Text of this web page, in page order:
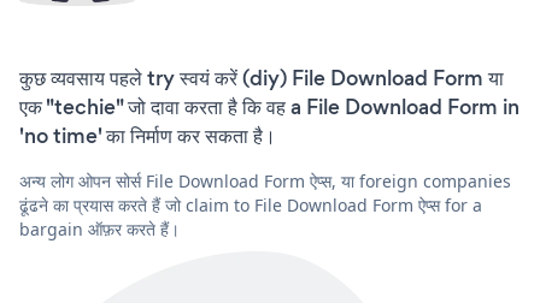
कुछ व्यवसाय पहले try स्वयं करें (diy) File Download Form या
एक "techie" जो दावा करता है कि वह a File Download Form in
'no time' का निर्माण कर सकता है।
अन्य लोग ओपन सोर्स File Download Form ऐप्स, या foreign companies
ढूंढने का प्रयास करते हैं जो claim to File Download Form ऐप्स for a
bargain ऑफ़र करते हैं।